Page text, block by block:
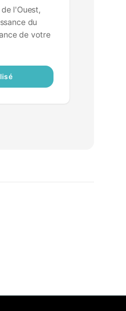
l'Ouest,
du
de votre